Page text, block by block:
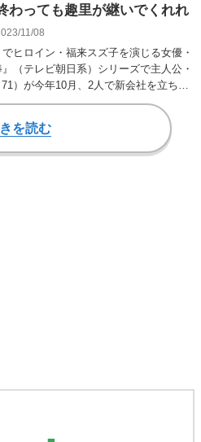
っても趣里が継いでくれれ
11/08
ヒロイン・福来スズ子を演じる女優・
（テレビ朝日系）シリーズで主人公・
）が今年10月、2人で新会社を立ち上
を読む